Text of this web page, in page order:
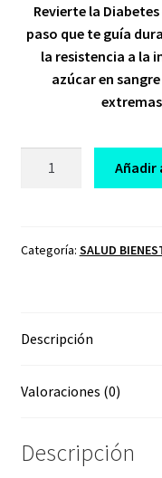
was:
$ 49,00.
is:
$
Revierte la
paso que te guía
la resistencia a la
azúcar en
EN
ESTRATEGIAS
cantidad
Añadir
Categoría: SALUD
Descripción
Valoraciones (0)
Descripción